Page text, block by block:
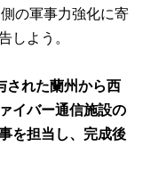
の軍事力強化に寄
しよう。
された蘭州から西
イバー通信施設の
を担当し、完成後